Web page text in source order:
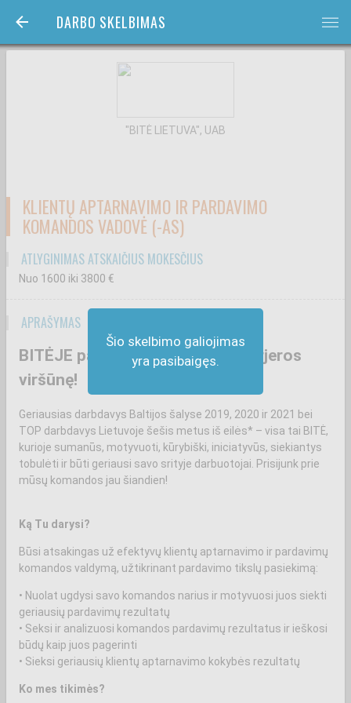
DARBO SKELBIMAS bars
Šio skelbimo galiojimas
yra pasibaigęs.
"BITĖ LIETUVA", UAB
KLIENTŲ APTARNAVIMO IR PARDAVIMO
KOMANDOS VADOVĖ (-AS)
ATLYGINIMAS ATSKAIČIUS MOKESČIUS
Nuo 1600 iki 3800 €
APRAŠYMAS
BITĖJE palankus vėjas kopti į karjeros
viršūnę!
Geriausias darbdavys Baltijos šalyse 2019, 2020 ir 2021 bei
TOP darbdavys Lietuvoje šešis metus iš eilės* – visa tai BITĖ,
kurioje sumanūs, motyvuoti, kūrybiški, iniciatyvūs, siekiantys
tobulėti ir būti geriausi savo srityje darbuotojai. Prisijunk prie
mūsų komandos jau šiandien!
Ką Tu darysi?
Būsi atsakingas už efektyvų klientų aptarnavimo ir pardavimų
komandos valdymą, užtikrinant pardavimo tikslų pasiekimą:
• Nuolat ugdysi savo komandos narius ir motyvuosi juos siekti
geriausių pardavimų rezultatų
• Seksi ir analizuosi komandos pardavimų rezultatus ir ieškosi
būdų kaip juos pagerinti
• Sieksi geriausių klientų aptarnavimo kokybės rezultatų
Ko mes tikimės?